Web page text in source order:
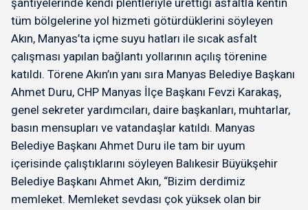
tüm bölgelerine yol hizmeti götürdüklerini söyleyen
Akın, Manyas’ta içme suyu hatları ile sıcak asfalt
çalışması yapılan bağlantı yollarının açılış törenine
katıldı. Törene Akın’ın yanı sıra Manyas Belediye Başkanı
Ahmet Duru, CHP Manyas İlçe Başkanı Fevzi Karakaş,
genel sekreter yardımcıları, daire başkanları, muhtarlar,
basın mensupları ve vatandaşlar katıldı. Manyas
Belediye Başkanı Ahmet Duru ile tam bir uyum
içerisinde çalıştıklarını söyleyen Balıkesir Büyükşehir
Belediye Başkanı Ahmet Akın, “Bizim derdimiz
memleket. Memleket sevdası çok yüksek olan bir